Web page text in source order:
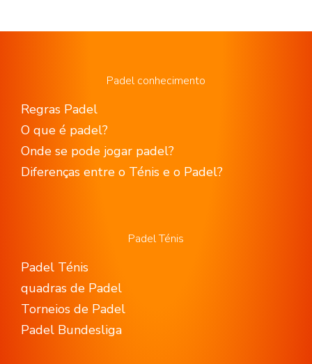
Padel conhecimento
Regras Padel
O que é padel?
Onde se pode jogar padel?
Diferenças entre o Ténis e o Padel?
Padel Ténis
Padel Ténis
quadras de Padel
Torneios de Padel
Padel Bundesliga